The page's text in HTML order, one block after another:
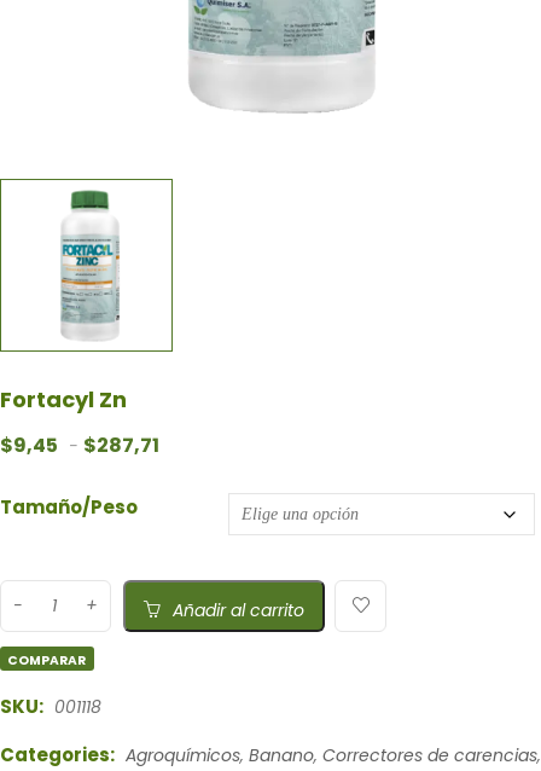
Fortacyl Zn
$9,45 - $287,71
Tamaño/Peso
Añadir al carrito
COMPARAR
SKU: 001118
Categories: Agroquímicos, Banano, Correctores de carencias,